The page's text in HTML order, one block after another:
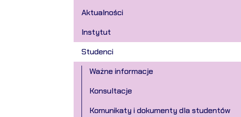
Aktualności
Instytut
Studenci
Ważne informacje
Konsultacje
Komunikaty i dokumenty dla studentów